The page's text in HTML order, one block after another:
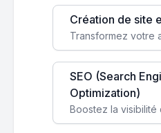
Création de site
SEO (Search
Optimization)